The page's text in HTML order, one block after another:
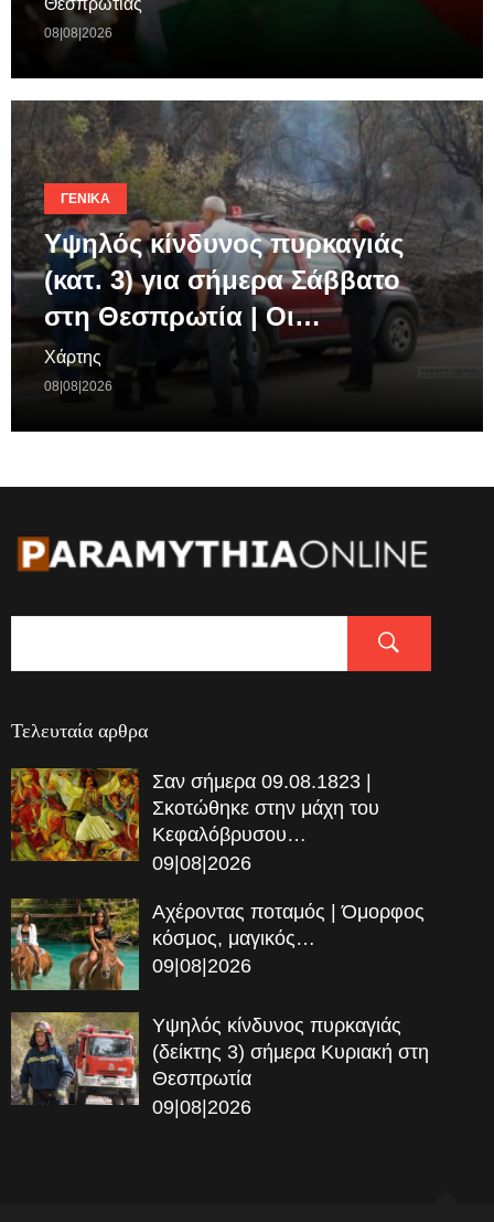
Θεσπρωτίας
08|08|2026
ΓΕΝΙΚΆ
Υψηλός κίνδυνος πυρκαγιάς
(κατ. 3) για σήμερα Σάββατο
στη Θεσπρωτία | Οι…
Χάρτης
08|08|2026
Τελευταία αρθρα
Σαν σήμερα 09.08.1823 |
Σκοτώθηκε στην μάχη του
Κεφαλόβρυσου…
09|08|2026
Αχέροντας ποταμός | Όμορφος
κόσμος, μαγικός…
09|08|2026
Υψηλός κίνδυνος πυρκαγιάς
(δείκτης 3) σήμερα Κυριακή στη
Θεσπρωτία
09|08|2026